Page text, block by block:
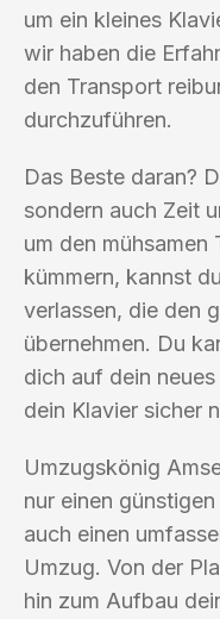
um ein kleines
wir haben die
den Transport
durchzuführen.
Das Beste daran?
sondern auch Zeit
um den mühsamen
kümmern, kannst
verlassen, die den
übernehmen. Du
dich auf dein
dein Klavier sicher
Umzugskönig
nur einen
auch einen
Umzug. Von der
hin zum Aufbau